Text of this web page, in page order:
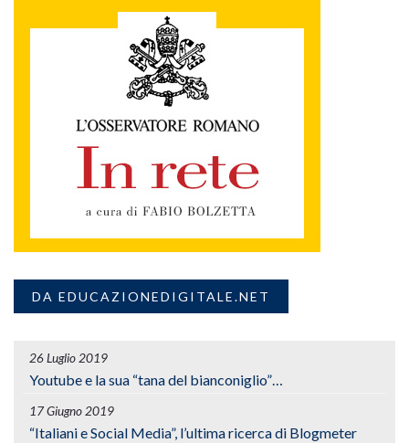
DA EDUCAZIONEDIGITALE.NET
26 Luglio 2019
Youtube e la sua “tana del bianconiglio”…
17 Giugno 2019
“Italiani e Social Media”, l’ultima ricerca di Blogmeter